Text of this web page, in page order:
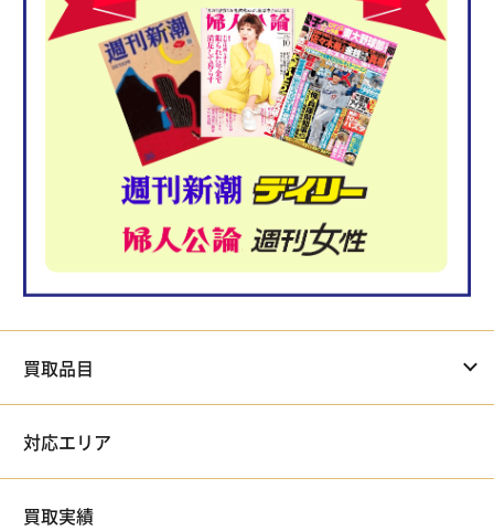
買取品目
対応エリア
買取実績